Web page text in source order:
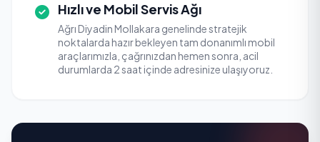
Hızlı ve Mobil Servis Ağı
Ağrı Diyadin Mollakara genelinde stratejik
noktalarda hazır bekleyen tam donanımlı mobil
araçlarımızla, çağrınızdan hemen sonra, acil
durumlarda 2 saat içinde adresinize ulaşıyoruz.